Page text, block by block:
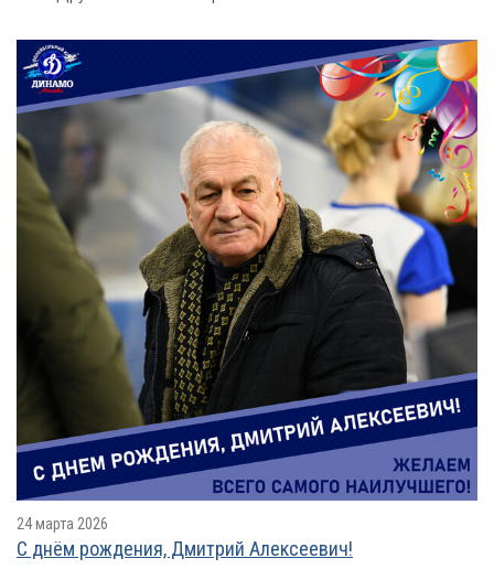
24 марта 2026
С днём рождения, Дмитрий Алексеевич!